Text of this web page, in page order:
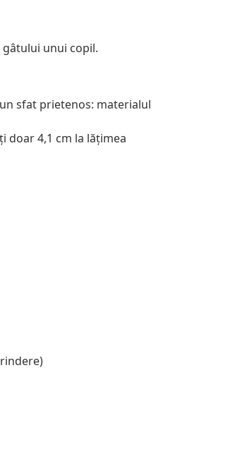
unui copil.
sfat prietenos: materialul
doar 4,1 cm la lățimea